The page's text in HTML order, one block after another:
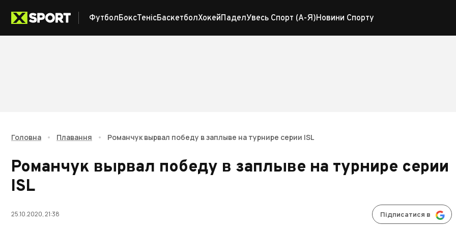
ФутболБоксТенісБаскетболХокейПаделУвесь Спорт (А-Я)Новини Спорту
Головна • Плавання • Романчук вырвал победу в заплыве на турнире серии ISL
Романчук вырвал победу в заплыве на турнире серии
ISL
25.10.2020, 21:38 Підписатися в